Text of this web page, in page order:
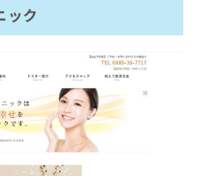
ック